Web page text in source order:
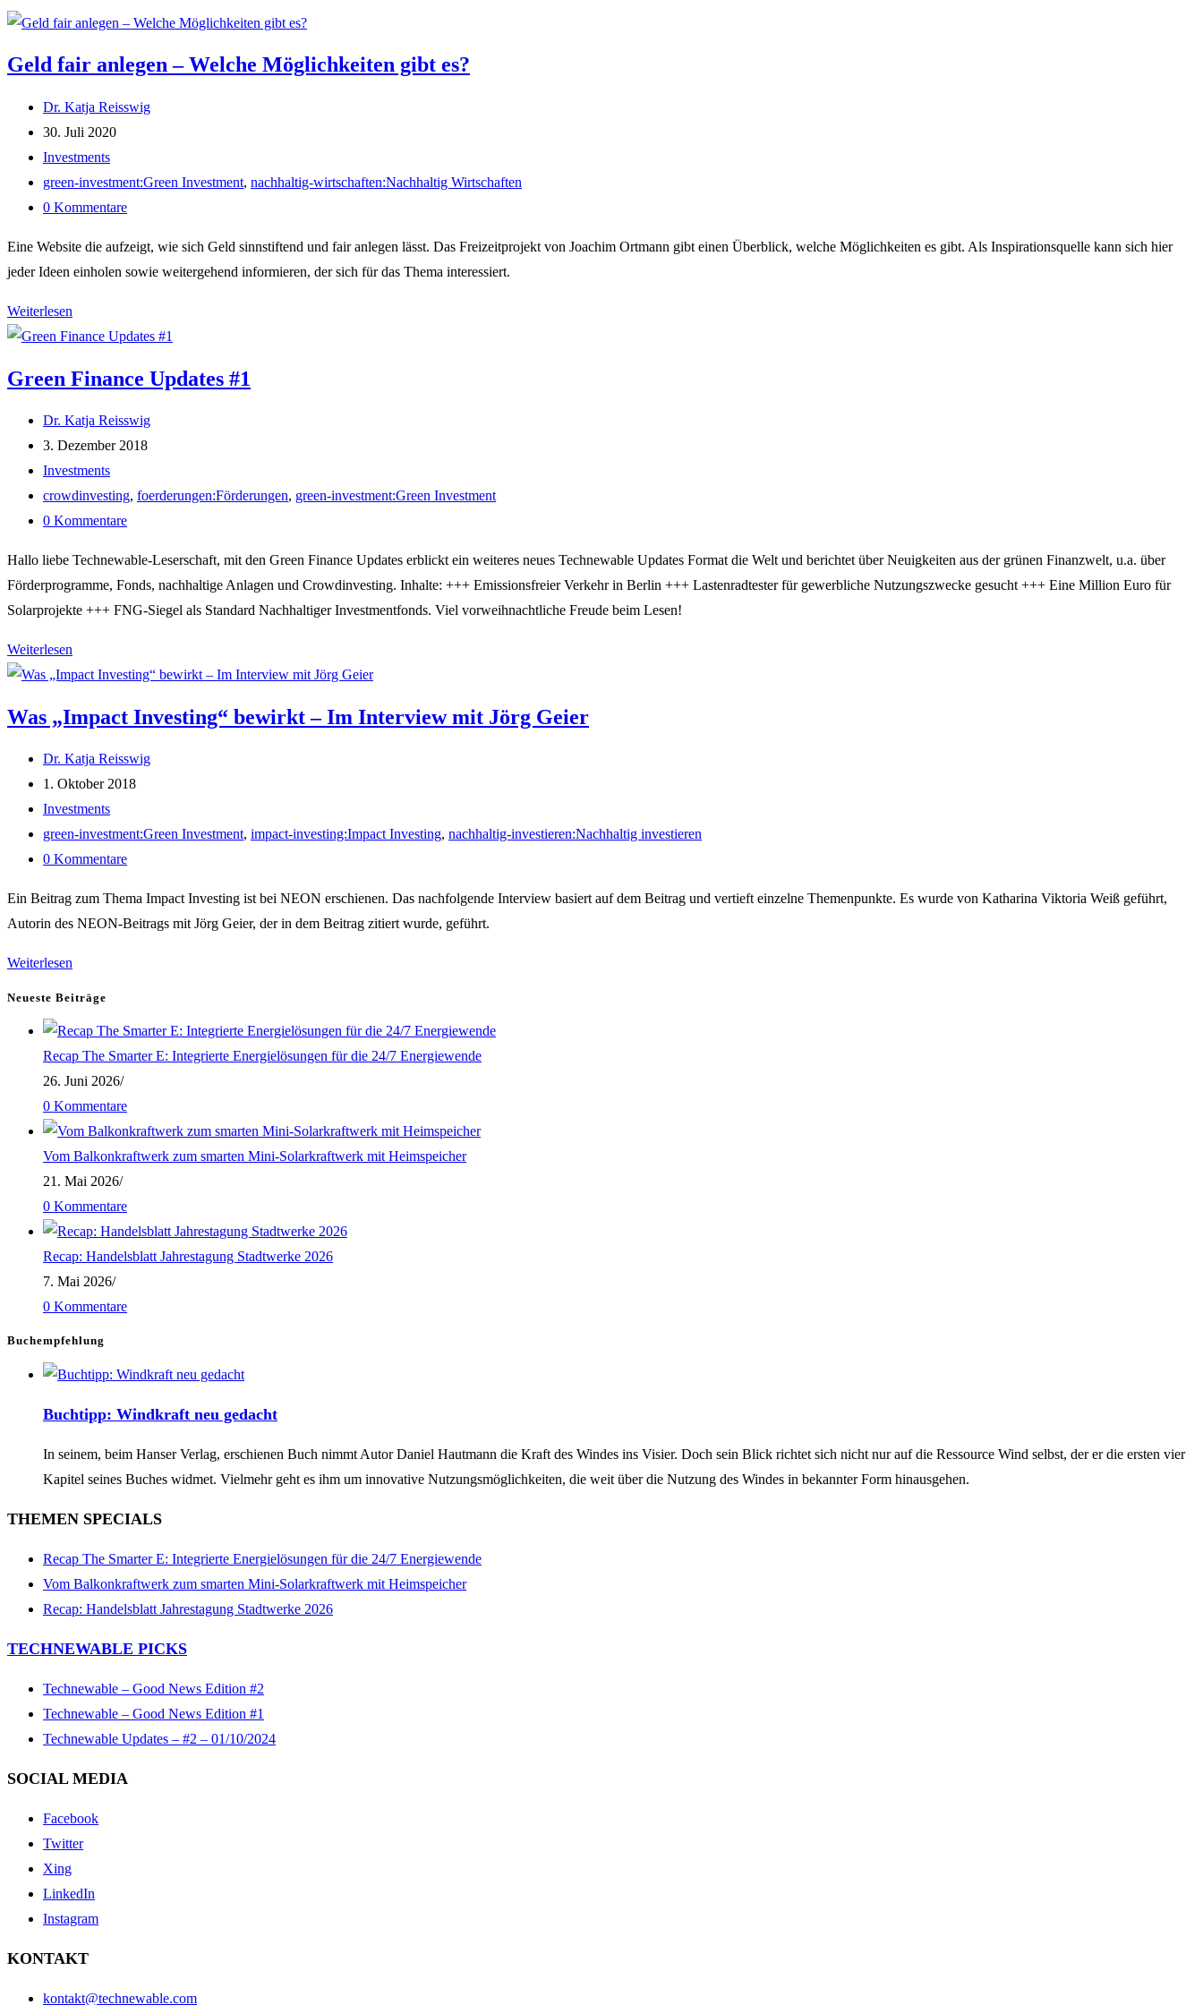
Geld fair anlegen – Welche Möglichkeiten gibt es?
Beitrags-
Autor:
Dr. Katja Reisswig
Beitrag
veröffentlicht:
30. Juli 2020
Beitrags-
Kategorie:
Investments
Post
tag:
green-investment:Green Investment, nachhaltig-wirtschaften:Nachhaltig Wirtschaften
Beitrags-
0 Kommentare
Eine Website die aufzeigt, wie sich Geld sinnstiftend und fair anlegen lässt. Das Freizeitprojekt von Joachim Ortmann gibt einen Überblick, welche Möglichkeiten es gibt. Als Inspirationsquelle kann sich hier
jeder Ideen einholen sowie weitergehend informieren, der sich für das Thema interessiert.
Weiterlesen
fair
–
Green Finance Updates #1
Beitrags-
Autor:
Dr. Katja Reisswig
Beitrag
veröffentlicht:
3. Dezember 2018
Beitrags-
Kategorie:
Investments
Post
tag:
crowdinvesting, foerderungen:Förderungen, green-investment:Green Investment
Beitrags-
0 Kommentare
Hallo liebe Technewable-Leserschaft, mit den Green Finance Updates erblickt ein weiteres neues Technewable Updates Format die Welt und berichtet über Neuigkeiten aus der grünen Finanzwelt, u.a. über
Förderprogramme, Fonds, nachhaltige Anlagen und Crowdinvesting. Inhalte: +++ Emissionsfreier Verkehr in Berlin +++ Lastenradtester für gewerbliche Nutzungszwecke gesucht +++ Eine Million Euro für
Solarprojekte +++ FNG-Siegel als Standard Nachhaltiger Investmentfonds. Viel vorweihnachtliche Freude beim Lesen!
Weiterlesen
Finance
#1
Was „Impact Investing“ bewirkt – Im Interview mit Jörg Geier
Beitrags-
Autor:
Dr. Katja Reisswig
Beitrag
veröffentlicht:
1. Oktober 2018
Beitrags-
Kategorie:
Investments
Post
tag:
green-investment:Green Investment, impact-investing:Impact Investing, nachhaltig-investieren:Nachhaltig investieren
Beitrags-
0 Kommentare
Ein Beitrag zum Thema Impact Investing ist bei NEON erschienen. Das nachfolgende Interview basiert auf dem Beitrag und vertieft einzelne Themenpunkte. Es wurde von Katharina Viktoria Weiß geführt,
Autorin des NEON-Beitrags mit Jörg Geier, der in dem Beitrag zitiert wurde, geführt.
Weiterlesen
bewirkt
–
Im
Interview
mit
Jörg
Geier
Neueste Beiträge
Recap The Smarter E: Integrierte Energielösungen für die 24/7 Energiewende
26. Juni 2026/
0 Kommentare
Vom Balkonkraftwerk zum smarten Mini-Solarkraftwerk mit Heimspeicher
21. Mai 2026/
0 Kommentare
Recap: Handelsblatt Jahrestagung Stadtwerke 2026
7. Mai 2026/
0 Kommentare
Buchempfehlung
Buchtipp: Windkraft neu gedacht
In seinem, beim Hanser Verlag, erschienen Buch nimmt Autor Daniel Hautmann die Kraft des Windes ins Visier. Doch sein Blick richtet sich nicht nur auf die Ressource Wind selbst, der er die ersten vier
Kapitel seines Buches widmet. Vielmehr geht es ihm um innovative Nutzungsmöglichkeiten, die weit über die Nutzung des Windes in bekannter Form hinausgehen.
THEMEN SPECIALS
Recap The Smarter E: Integrierte Energielösungen für die 24/7 Energiewende
Vom Balkonkraftwerk zum smarten Mini-Solarkraftwerk mit Heimspeicher
Recap: Handelsblatt Jahrestagung Stadtwerke 2026
TECHNEWABLE PICKS
Technewable – Good News Edition #2
Technewable – Good News Edition #1
Technewable Updates – #2 – 01/10/2024
SOCIAL MEDIA
Facebook
Twitter
Xing
LinkedIn
Instagram
KONTAKT
kontakt@technewable.com